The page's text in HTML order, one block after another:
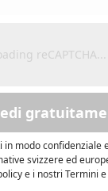
reCAPTCHA...
modo confidenziale
svizzere ed
e i nostri Termini